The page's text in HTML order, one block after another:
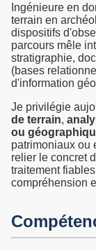
Ingénieure en
terrain en
dispositifs
parcours mêle
stratigraphie,
(bases
d'information
Je privilégie
de terrain,
ou
patrimoniaux ou
relier le concret
traitement
compréhension